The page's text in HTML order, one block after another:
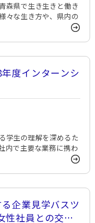
森県で生き生きと働き
々な生き方や、県内の
度インターンシ
学生の理解を深めるた
内で主要な業務に携わ
企業見学バスツ
性社員との交流